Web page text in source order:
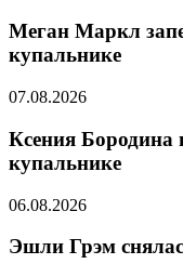
Меган Маркл
купальнике
07.08.2026
Ксения Бородина
купальнике
06.08.2026
Эшли Грэм